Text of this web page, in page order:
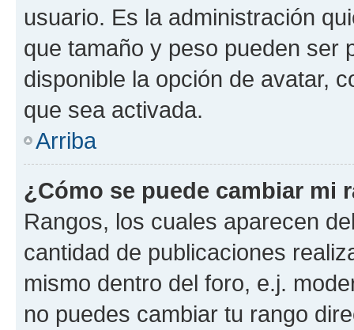
usuario. Es la administración
que tamaño y peso pueden ser
disponible la opción de avatar,
que sea activada.
Arriba
¿Cómo se puede cambiar mi
Rangos, los cuales aparecen
cantidad de publicaciones
mismo dentro del foro, e.j.
no puedes cambiar tu rango